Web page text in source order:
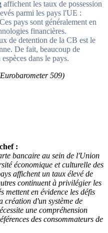
affichent les taux de possession
parmi les pays l'UE :
pays sont généralement en
financières.
de detention de la CB est le
De fait, beaucoup de
dans le pays.
509)
:
bancaire au sein de l'Union
économique et culturelle des
affichent un taux élevé de
continuent à privilégier les
mettent en évidence les défis
création d'un système de
une compréhension
des consommateurs de